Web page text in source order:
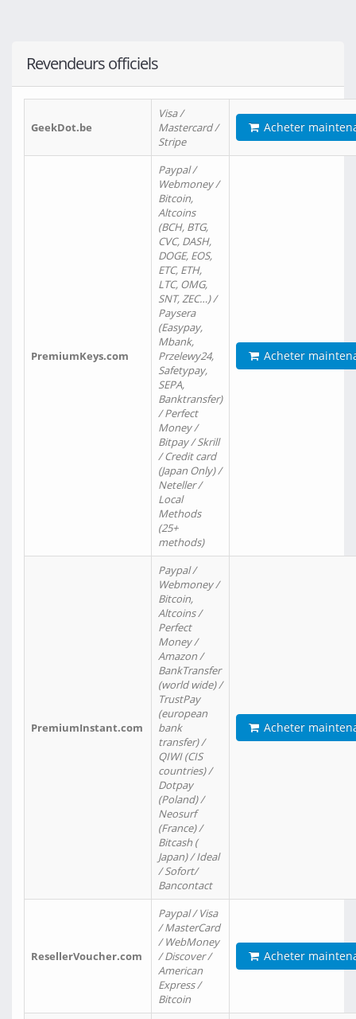
Revendeurs officiels
GeekDot.be
Visa /
Mastercard /
Stripe
Acheter
PremiumKeys.com
Paypal /
Webmoney /
Bitcoin,
Altcoins
(BCH, BTG,
CVC, DASH,
DOGE, EOS,
ETC, ETH,
LTC, OMG,
SNT, ZEC…) /
Paysera
(Easypay,
Mbank,
Przelewy24,
Safetypay,
SEPA,
Banktransfer)
/ Perfect
Money /
Bitpay / Skrill
/ Credit card
(Japan Only) /
Neteller /
Local
Methods
(25+
methods)
Acheter
PremiumInstant.com
Paypal /
Webmoney /
Bitcoin,
Altcoins /
Perfect
Money /
Amazon /
BankTransfer
(world wide) /
TrustPay
(european
bank
transfer) /
QIWI (CIS
countries) /
Dotpay
(Poland) /
Neosurf
(France) /
Bitcash (
Japan) / Ideal
/ Sofort/
Bancontact
Acheter
ResellerVoucher.com
Paypal / Visa
/ MasterCard
/ WebMoney
/ Discover /
American
Express /
Bitcoin
Acheter